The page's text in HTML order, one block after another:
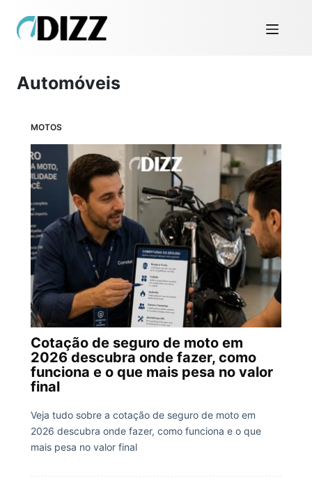
Automóveis
MOTOS
Cotação de seguro de moto em
2026 descubra onde fazer, como
funciona e o que mais pesa no valor
final
Veja tudo sobre a cotação de seguro de moto em
2026 descubra onde fazer, como funciona e o que
mais pesa no valor final